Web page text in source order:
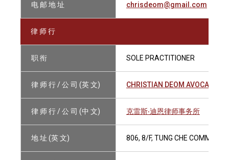
电 邮 地 址 chrisdeom@gmail.com
律 师 行
职 衔 SOLE PRACTITIONER
律 师 行 / 公 司 (英 文) CHRISTIAN DEOM AVOCAT/
律 师 行 / 公 司 (中 文) 克雷斯‧迪恩律师事务所
地 址 (英 文) 806, 8/F, TUNG CHE